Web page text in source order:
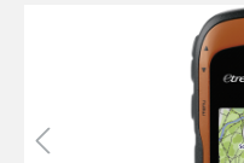
Bildergalerie überspringen